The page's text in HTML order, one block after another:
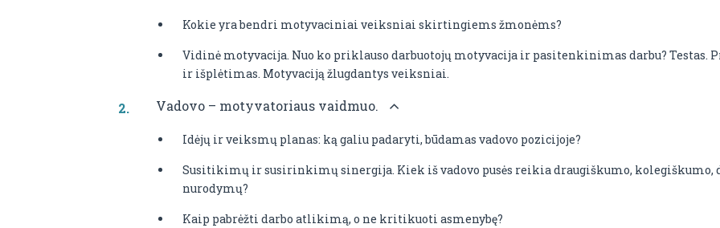
Kokie yra bendri motyvaciniai veiksniai skirtingiems žmonėms?
Vidinė motyvacija. Nuo ko priklauso darbuotojų motyvacija ir pasitenkinimas darbu?
ir išplėtimas. Motyvaciją žlugdantys veiksniai.
Vadovo – motyvatoriaus vaidmuo.
Idėjų ir veiksmų planas: ką galiu padaryti, būdamas vadovo pozicijoje?
Susitikimų ir susirinkimų sinergija. Kiek iš vadovo pusės reikia draugiškumo, kolegiškumo,
nurodymų?
Kaip pabrėžti darbo atlikimą, o ne kritikuoti asmenybę?